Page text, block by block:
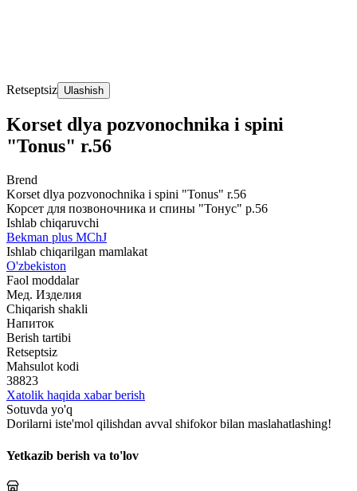
Retseptsiz Ulashish
Korset dlya pozvonochnika i spini
"Tonus" r.56
Brend
Korset dlya pozvonochnika i spini "Tonus" r.56
Корсет для позвоночника и спины "Тонус" р.56
Ishlab chiqaruvchi
Bekman plus MChJ
Ishlab chiqarilgan mamlakat
O'zbekiston
Faol moddalar
Мед. Изделия
Chiqarish shakli
Напиток
Berish tartibi
Retseptsiz
Mahsulot kodi
38823
Xatolik haqida xabar berish
Sotuvda yo'q
Dorilarni iste'mol qilishdan avval shifokor bilan maslahatlashing!
Yetkazib berish va to'lov